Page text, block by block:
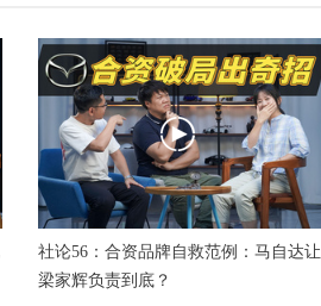
社论56：合资品牌自救范例：马自达让
梁家辉负责到底？